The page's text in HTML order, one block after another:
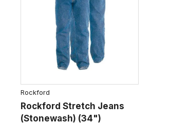
Rockford
Rockford Stretch Jeans
(Stonewash) (34")